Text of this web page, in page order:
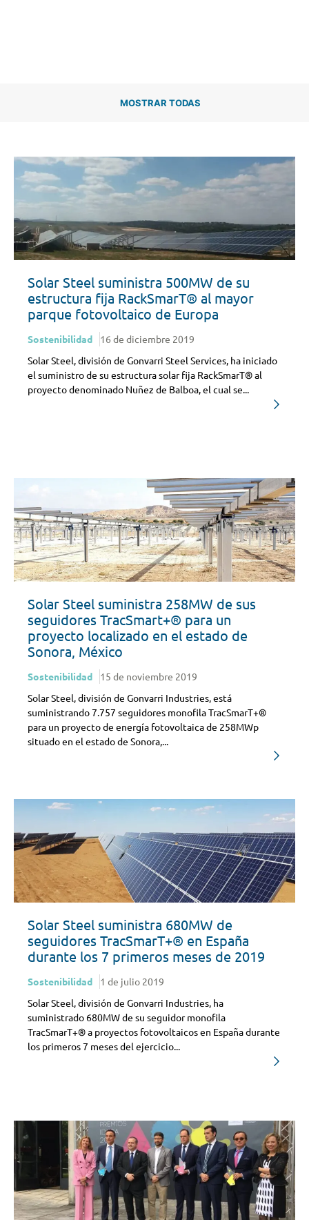
MOSTRAR TODAS
Solar Steel suministra 500MW de su
estructura fija RackSmarT® al mayor
parque fotovoltaico de Europa
Sostenibilidad
16 de diciembre 2019
Solar Steel, división de Gonvarri Steel Services, ha iniciado
el suministro de su estructura solar fija RackSmarT® al
proyecto denominado Nuñez de Balboa, el cual se...
Solar Steel suministra 258MW de sus
seguidores TracSmart+® para un
proyecto localizado en el estado de
Sonora, México
Sostenibilidad
15 de noviembre 2019
Solar Steel, división de Gonvarri Industries, está
suministrando 7.757 seguidores monofila TracSmarT+®
para un proyecto de energía fotovoltaica de 258MWp
situado en el estado de Sonora,...
Solar Steel suministra 680MW de
seguidores TracSmarT+® en España
durante los 7 primeros meses de 2019
Sostenibilidad
1 de julio 2019
Solar Steel, división de Gonvarri Industries, ha
suministrado 680MW de su seguidor monofila
TracSmarT+® a proyectos fotovoltaicos en España durante
los primeros 7 meses del ejercicio...